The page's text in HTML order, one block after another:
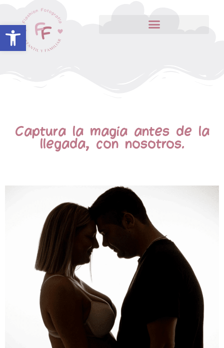
Abrir barra de herramientas
Captura la magia antes de la
llegada, con nosotros.